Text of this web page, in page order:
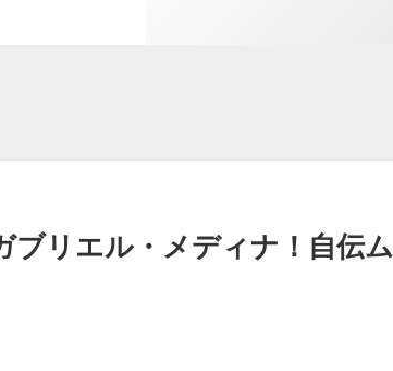
ブリエル・メディナ！自伝ム